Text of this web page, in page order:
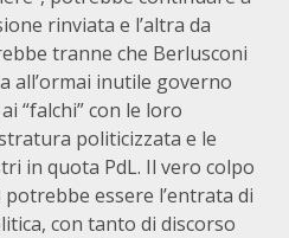
rinviata e l’altra da
tranne che Berlusconi
all’ormai inutile governo
“falchi” con le loro
politicizzata e le
in quota PdL. Il vero colpo
potrebbe essere l’entrata di
con tanto di discorso